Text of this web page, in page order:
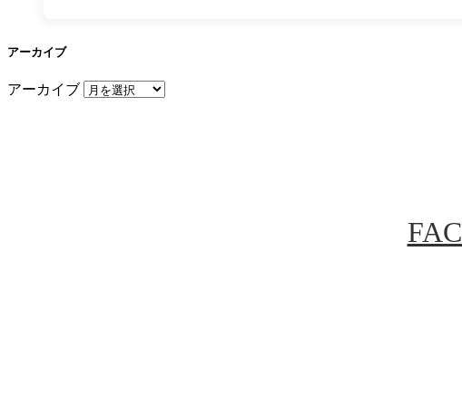
アーカイブ
アーカイブ